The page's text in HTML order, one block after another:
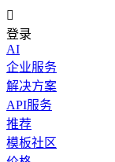

登录
AI
企业服务
解决方案
API服务
推荐
模板社区